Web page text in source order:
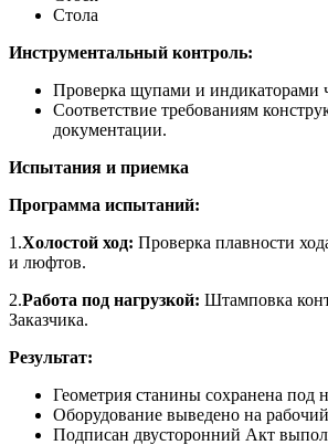
Стола
Инструментальный контроль:
Проверка щупами и индикаторами
Соответствие требованиям
документации.
Испытания и приемка
Программа испытаний:
1.Холостой ход: Проверка плавности
и люфтов.
2.Работа под нагрузкой: Штамповка
Заказчика.
Результат:
Геометрия станины сохранена под
Оборудование выведено на
Подписан двусторонний Акт